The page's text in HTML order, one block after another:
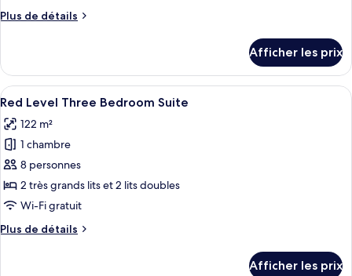
chambre :
Rooms
(3+3)
Plus de détails
Plus
Deluxe
Connecting
Rooms
Afficher les prix
Afficher
toutes
les
photos
pour
ce
type
chambre :
Une chambre d’hôtel avec un
4
Red Level Three Bedroom Suite
122 m²
1 chambre
8 personnes
2 très grands lits et 2 lits doubles
Wi-Fi gratuit
Plus de détails
Plus
Afficher les prix